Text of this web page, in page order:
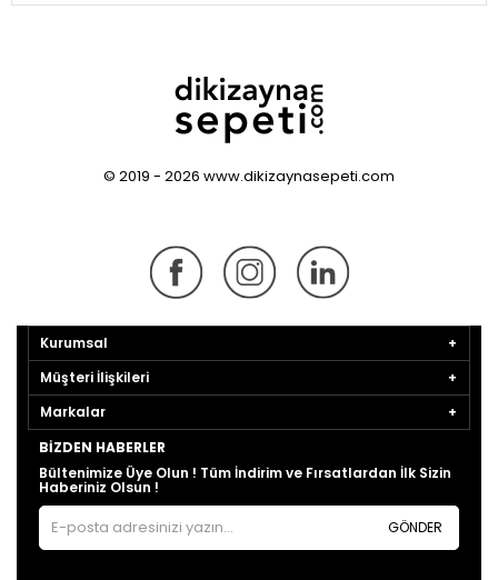
© 2019 - 2026 www.dikizaynasepeti.com
Kurumsal
Müşteri İlişkileri
Markalar
BIZDEN HABERLER
Bültenimize Üye Olun ! Tüm İndirim ve Fırsatlardan İlk Sizin
Haberiniz Olsun !
GÖNDER